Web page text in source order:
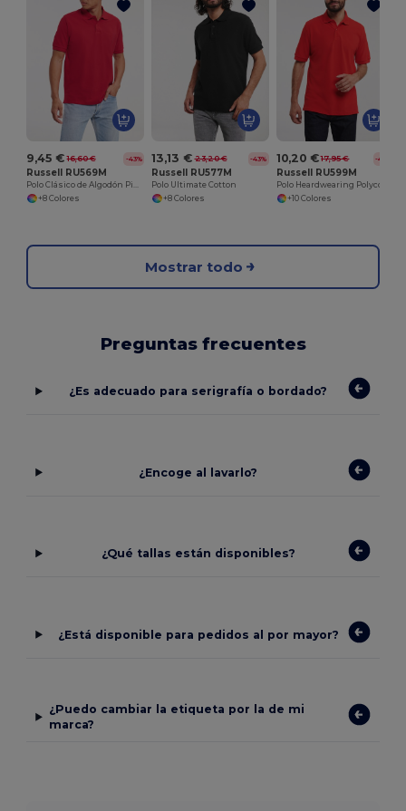
9,45 € 16,60 € -43%
Russell RU569M
Polo Clásico de Algodón Piqué Confortable
+8 Colores
13,13 € 23,20 € -43%
Russell RU577M
Polo Ultimate Cotton
+8 Colores
10,20 € 17,95 € -43%
Russell RU599M
+10 Colores
Mostrar todo
Preguntas frecuentes
¿Es adecuado para serigrafía o bordado?
¿Encoge al lavarlo?
¿Qué tallas están disponibles?
¿Está disponible para pedidos al por mayor?
¿Puedo cambiar la etiqueta por la de mi
marca?